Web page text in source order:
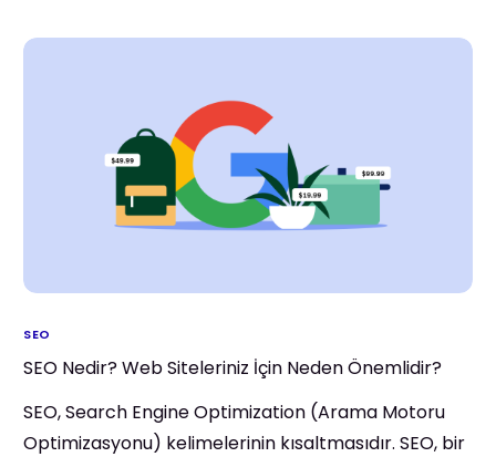
SEO
SEO Nedir? Web Siteleriniz İçin Neden Önemlidir?
SEO, Search Engine Optimization (Arama Motoru
Optimizasyonu) kelimelerinin kısaltmasıdır. SEO, bir